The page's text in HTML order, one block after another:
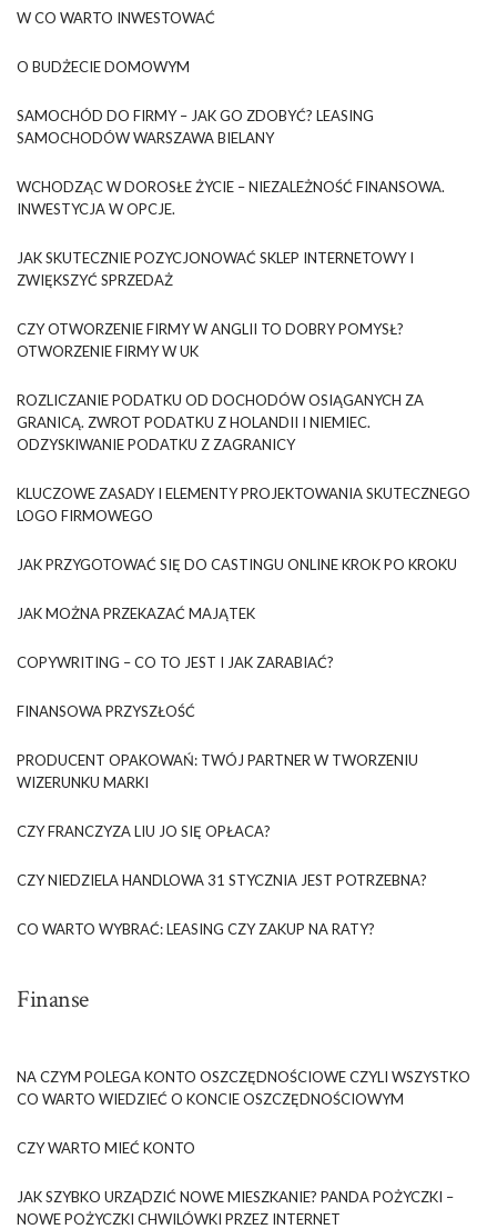
W CO WARTO INWESTOWAĆ
O BUDŻECIE DOMOWYM
SAMOCHÓD DO FIRMY – JAK GO ZDOBYĆ? LEASING
SAMOCHODÓW WARSZAWA BIELANY
WCHODZĄC W DOROSŁE ŻYCIE – NIEZALEŻNOŚĆ FINANSOWA.
INWESTYCJA W OPCJE.
JAK SKUTECZNIE POZYCJONOWAĆ SKLEP INTERNETOWY I
ZWIĘKSZYĆ SPRZEDAŻ
CZY OTWORZENIE FIRMY W ANGLII TO DOBRY POMYSŁ?
OTWORZENIE FIRMY W UK
ROZLICZANIE PODATKU OD DOCHODÓW OSIĄGANYCH ZA
GRANICĄ. ZWROT PODATKU Z HOLANDII I NIEMIEC.
ODZYSKIWANIE PODATKU Z ZAGRANICY
KLUCZOWE ZASADY I ELEMENTY PROJEKTOWANIA SKUTECZNEGO
LOGO FIRMOWEGO
JAK PRZYGOTOWAĆ SIĘ DO CASTINGU ONLINE KROK PO KROKU
JAK MOŻNA PRZEKAZAĆ MAJĄTEK
COPYWRITING – CO TO JEST I JAK ZARABIAĆ?
FINANSOWA PRZYSZŁOŚĆ
PRODUCENT OPAKOWAŃ: TWÓJ PARTNER W TWORZENIU
WIZERUNKU MARKI
CZY FRANCZYZA LIU JO SIĘ OPŁACA?
CZY NIEDZIELA HANDLOWA 31 STYCZNIA JEST POTRZEBNA?
CO WARTO WYBRAĆ: LEASING CZY ZAKUP NA RATY?
Finanse
NA CZYM POLEGA KONTO OSZCZĘDNOŚCIOWE CZYLI WSZYSTKO
CO WARTO WIEDZIEĆ O KONCIE OSZCZĘDNOŚCIOWYM
CZY WARTO MIEĆ KONTO
JAK SZYBKO URZĄDZIĆ NOWE MIESZKANIE? PANDA POŻYCZKI –
NOWE POŻYCZKI CHWILÓWKI PRZEZ INTERNET